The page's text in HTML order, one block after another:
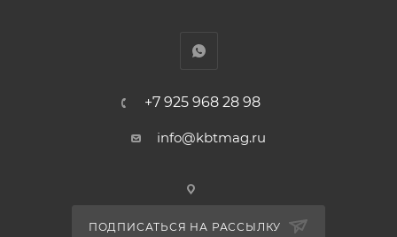
+7 925 968 28 98
info@kbtmag.ru
ПОДПИСАТЬСЯ НА РАССЫЛКУ